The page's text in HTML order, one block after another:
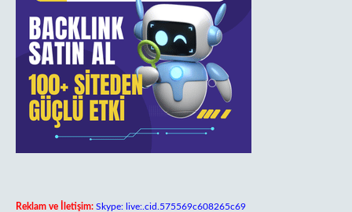
Reklam ve İletişim: Skype: live:.cid.575569c608265c69